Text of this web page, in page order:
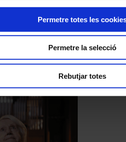
Permetre totes les
Permetre la selecció
Rebutjar totes